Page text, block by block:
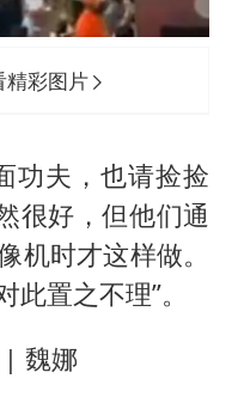
精彩图片
功夫，也请捡捡
很好，但他们通
机时才这样做。
置之不理”。
魏娜